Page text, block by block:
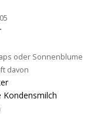
oder Sonnenblume
davon
Kondensmilch